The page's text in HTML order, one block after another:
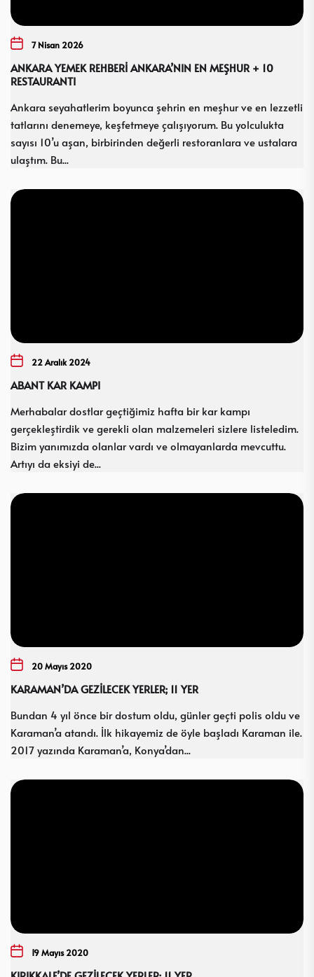
7 Nisan 2026
ANKARA YEMEK REHBERİ ANKARA’NIN EN MEŞHUR + 10
RESTAURANTI
Ankara seyahatlerim boyunca şehrin en meşhur ve en lezzetli
tatlarını denemeye, keşfetmeye çalışıyorum. Bu yolculukta
sayısı 10’u aşan, birbirinden değerli restoranlara ve ustalara
ulaştım. Bu...
22 Aralık 2024
ABANT KAR KAMPI
Merhabalar dostlar geçtiğimiz hafta bir kar kampı
gerçekleştirdik ve gerekli olan malzemeleri sizlere listeledim.
Bizim yanımızda olanlar vardı ve olmayanlarda mevcuttu.
Artıyı da eksiyi de...
20 Mayıs 2020
KARAMAN’DA GEZİLECEK YERLER; 11 YER
Bundan 4 yıl önce bir dostum oldu, günler geçti polis oldu ve
Karaman’a atandı. İlk hikayemiz de öyle başladı Karaman ile.
2017 yazında Karaman’a, Konya’dan...
19 Mayıs 2020